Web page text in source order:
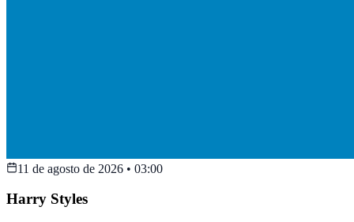
11 de agosto de 2026 • 03:00
Harry Styles